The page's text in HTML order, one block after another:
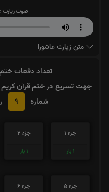
صوت زیارت
متن زیارت عاشورا
تعداد دفعات
جهت تسریع در ختم قرآن
شماره
9
جزء 1
1 بار
جزء 2
1 بار
جزء 5 جزء 6